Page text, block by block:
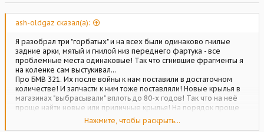
ash-oldgaz сказал(а):
Я разобрал три "горбатых" и на всех были одинаково гнилые
задние арки, мятый и гнилой низ переднего фартука - все
проблемные места одинаковые! Так что сгнившие фрагменты я
на коленке сам выстукивал...
Про БМВ 321. Их после войны к нам поставили в достаточном
количестве! И запчасти к ним тоже поставляли! Новые крылья в
магазинах "выбрасывали" вплоть до 80-х годов! Так что на неё
проще найти новые или приличные крылья! На порядок проще
чем на М-1! Народ у нас запасливый! Ну и общаясь с опытными
людьми, они говорили что ту же БМВ сделать в оригинал гораздо
Нажмите, чтобы раскрыть...